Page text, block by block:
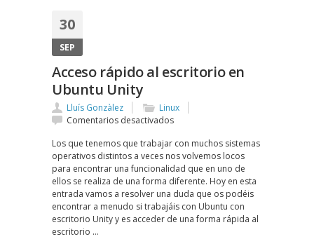
30
SEP
Acceso rápido al escritorio en
Ubuntu Unity
Lluís Gonzàlez
Linux
Comentarios desactivadosen
rápido
al
escritorio
en
Ubuntu
Unity
Los que tenemos que trabajar con muchos sistemas
operativos distintos a veces nos volvemos locos
para encontrar una funcionalidad que en uno de
ellos se realiza de una forma diferente. Hoy en esta
entrada vamos a resolver una duda que os podéis
encontrar a menudo si trabajáis con Ubuntu con
escritorio Unity y es acceder de una forma rápida al
escritorio …